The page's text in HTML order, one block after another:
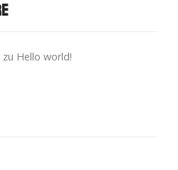
zu Hello world!